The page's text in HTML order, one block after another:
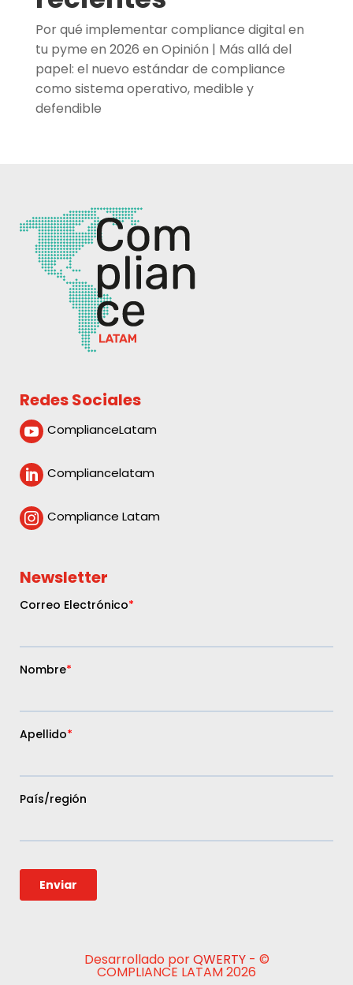
Por qué implementar compliance digital en
tu pyme en 2026 en Opinión | Más allá del
papel: el nuevo estándar de compliance
como sistema operativo, medible y
defendible
Redes Sociales
 ComplianceLatam
 Compliancelatam
 Compliance Latam
Newsletter
Desarrollado porQWERTY- ©
COMPLIANCE LATAM 2026